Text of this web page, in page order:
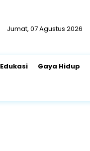
Jumat, 07 Agustus 2026
Edukasi Gaya Hidup